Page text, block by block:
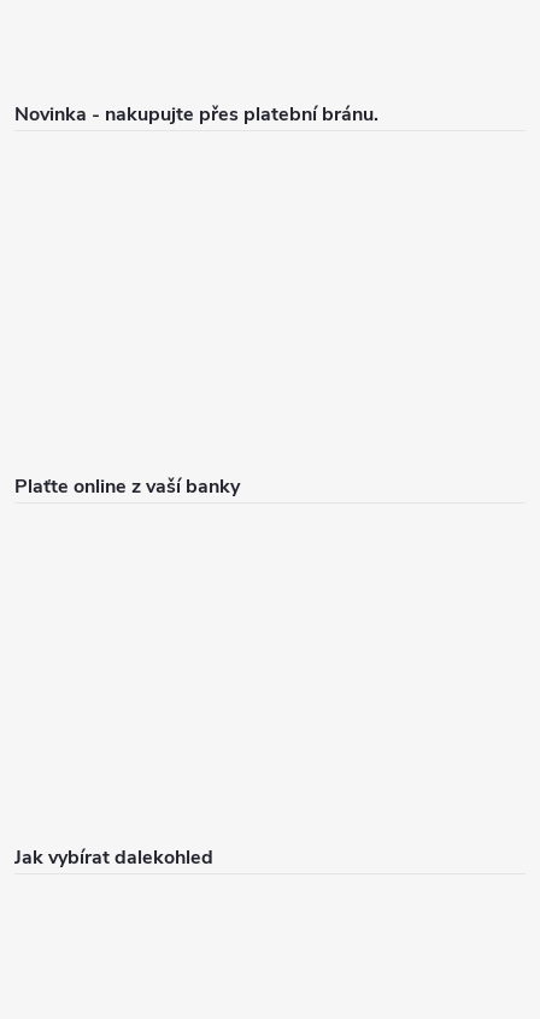
Novinka - nakupujte přes platební bránu.
Plaťte online z vaší banky
Jak vybírat dalekohled